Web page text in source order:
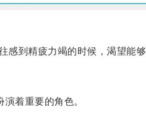
到精疲力竭的时候，渴望能够
着重要的角色。